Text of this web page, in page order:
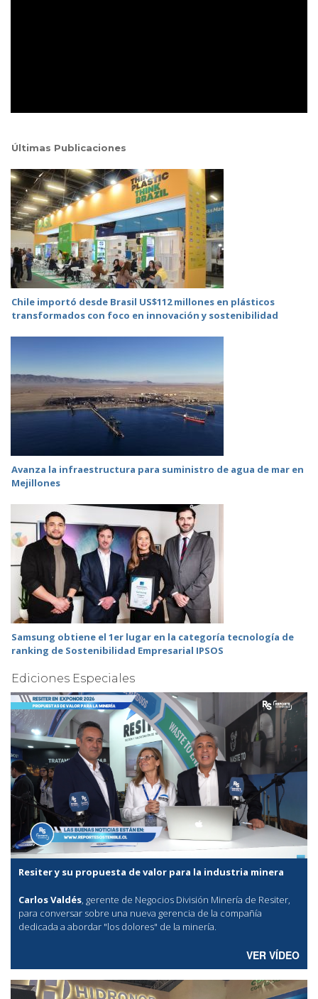
Últimas Publicaciones
Chile importó desde Brasil US$112 millones en plásticos
transformados con foco en innovación y sostenibilidad
Avanza la infraestructura para suministro de agua de mar en
Mejillones
Samsung obtiene el 1er lugar en la categoría tecnología de
ranking de Sostenibilidad Empresarial IPSOS
Ediciones Especiales
Resiter y su propuesta de valor para la industria minera
Carlos Valdés, gerente de Negocios División Minería de Resiter,
para conversar sobre una nueva gerencia de la compañía
dedicada a abordar "los dolores" de la minería.
VER VÍDEO